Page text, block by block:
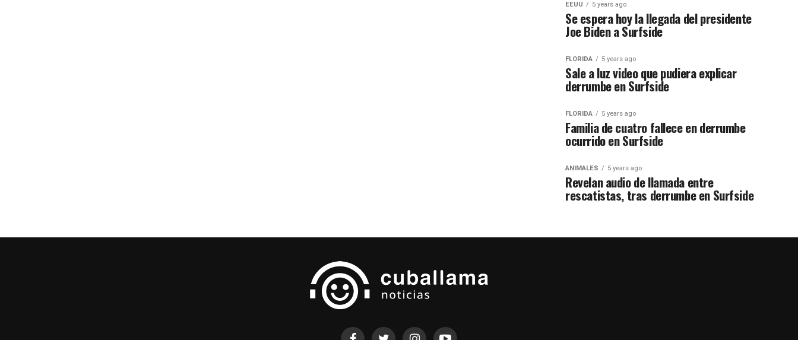
EEUU 5 years ago
Se espera hoy la llegada del presidente
Joe Biden a Surfside
FLORIDA 5 years ago
Sale a luz video que pudiera explicar
derrumbe en Surfside
FLORIDA 5 years ago
Familia de cuatro fallece en derrumbe
ocurrido en Surfside
ANIMALES 5 years ago
Revelan audio de llamada entre
rescatistas, tras derrumbe en Surfside